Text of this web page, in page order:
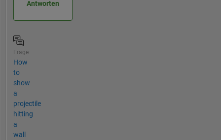
Antworten
Frage
How
to
show
a
projectile
hitting
a
wall